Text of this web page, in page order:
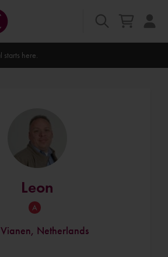
Leon
Vianen, Netherlands